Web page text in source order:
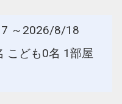
～2026/8/18
こども0名 1部屋